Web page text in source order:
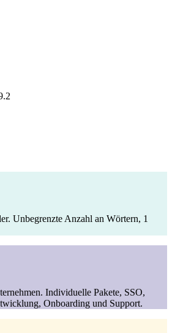
Unbegrenzte Anzahl an Wörtern, 1
Individuelle Pakete, SSO,
Onboarding und Support.